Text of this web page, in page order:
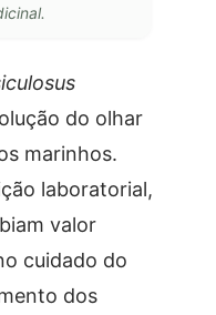
do olhar
marinhos.
laboratorial,
valor
cuidado do
dos